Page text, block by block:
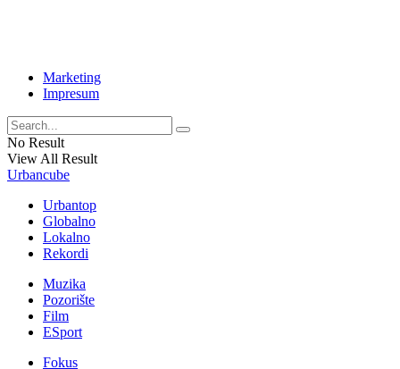
Marketing
Impresum
No Result
View All Result
Urbancube
Urbantop
Globalno
Lokalno
Rekordi
Muzika
Pozorište
Film
ESport
Fokus